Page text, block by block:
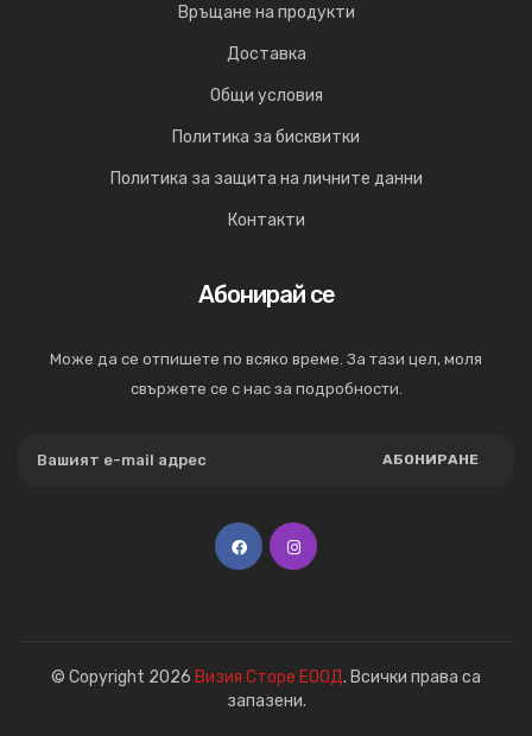
Връщане на продукти
Доставка
Общи условия
Политика за бисквитки
Политика за защита на личните данни
Контакти
Абонирай се
Може да се отпишете по всяко време. За тази цел, моля
свържете се с нас за подробности.
АБОНИРАНЕ
© Copyright 2026 Визия Сторе ЕООД. Всички права са
запазени.